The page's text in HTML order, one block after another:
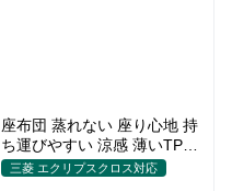
座布団 蒸れない 座り心地 持
ち運びやすい 涼感 薄いTPR
ジェル内蔵 多用途
三菱 エクリプスクロス対応